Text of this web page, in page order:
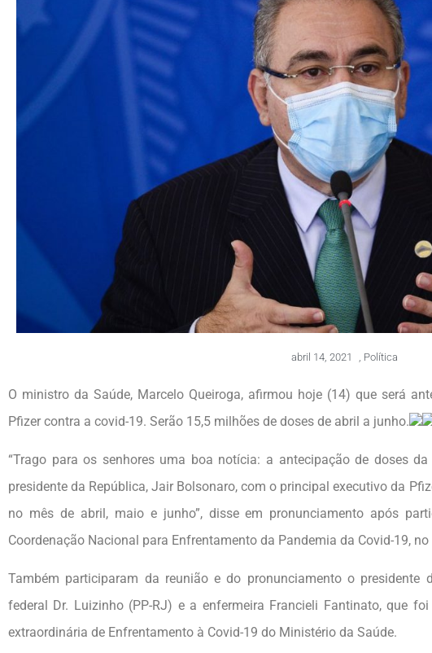
abril 14, 2021 Política
O ministro da Saúde, Marcelo Queiroga, afirmou hoje (14) que será
Pfizer contra a covid-19. Serão 15,5 milhões de doses de abril a junho.
“Trago para os senhores uma boa notícia: a antecipação de doses
presidente da República, Jair Bolsonaro, com o principal executivo da
no mês de abril, maio e junho”, disse em pronunciamento após
Coordenação Nacional para Enfrentamento da Pandemia da Covid-19,
Também participaram da reunião e do pronunciamento o presidente
federal Dr. Luizinho (PP-RJ) e a enfermeira Francieli Fantinato, que
extraordinária de Enfrentamento à Covid-19 do Ministério da Saúde.